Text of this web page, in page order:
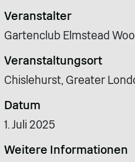
Veranstalter
Gartenclub Elmstead
Veranstaltungsort
Chislehurst, Greater
Datum
1. Juli 2025
Weitere Informationen